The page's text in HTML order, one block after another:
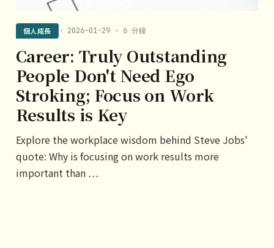
個人成長 · 2026-01-29 · 6 分鐘
Career: Truly Outstanding
People Don't Need Ego
Stroking; Focus on Work
Results is Key
Explore the workplace wisdom behind Steve Jobs'
quote: Why is focusing on work results more
important than …